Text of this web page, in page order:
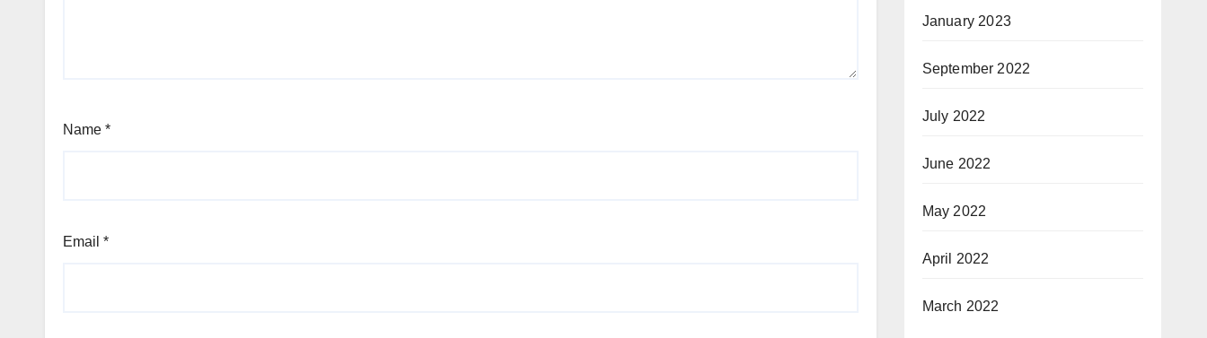
Name *
Email *
January 2023
September 2022
July 2022
June 2022
May 2022
April 2022
March 2022